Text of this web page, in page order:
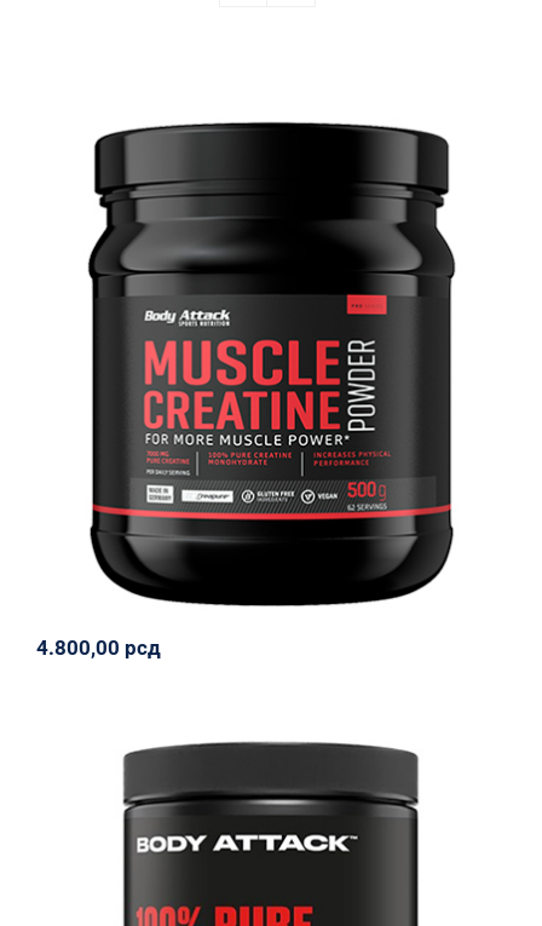
Muscle Creatine Powder (Creapure®) –
Body Attack Napumpanko Svi proizvodi
4.800,00рсд
4.800,00 рсд